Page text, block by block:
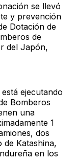
se llevó
y prevención
Dotación de
de
del Japón,
ejecutando
Bomberos
una
1
dos
de Katashina,
en los